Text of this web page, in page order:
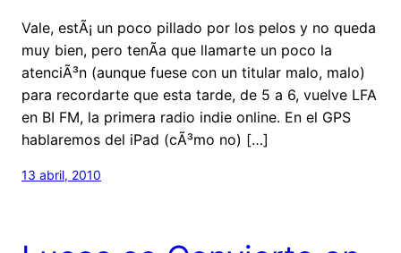
Vale, estÃ¡ un poco pillado por los pelos y no queda
muy bien, pero tenÃ­a que llamarte un poco la
atenciÃ³n (aunque fuese con un titular malo, malo)
para recordarte que esta tarde, de 5 a 6, vuelve LFA
en BI FM, la primera radio indie online. En el GPS
hablaremos del iPad (cÃ³mo no) […]
13 abril, 2010